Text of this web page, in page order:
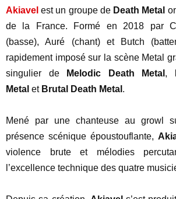
Akiavelest un groupe de Death Metal
de la France. Formé en 2018 par
(basse), Auré (chant) et Butch
rapidement imposé sur la scène Metal
singulier de
Melodic Death Metal ,
Metal et Brutal Death Metal .
Mené par une chanteuse au growl
présence scénique époustouflante,
violence brute et mélodies
l’excellence technique des quatre